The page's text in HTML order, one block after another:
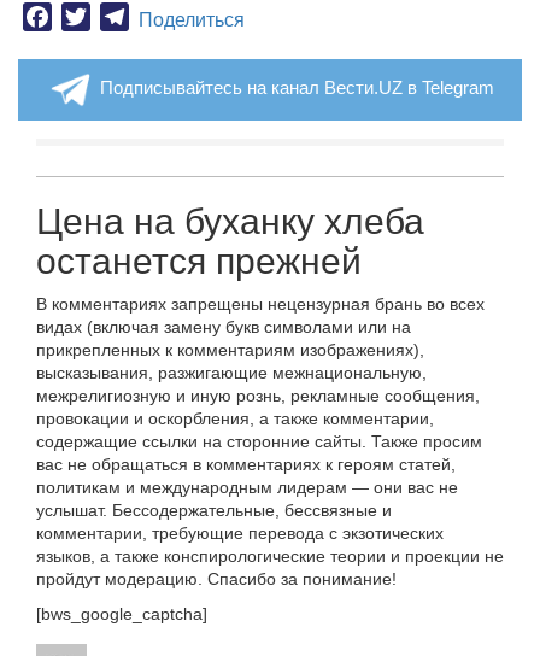
Facebook
TwitterTelegram
Поделиться
Подписывайтесь на канал Вести.UZ в Telegram
Цена на буханку хлеба
останется прежней
В комментариях запрещены нецензурная брань во всех
видах (включая замену букв символами или на
прикрепленных к комментариям изображениях),
высказывания, разжигающие межнациональную,
межрелигиозную и иную рознь, рекламные сообщения,
провокации и оскорбления, а также комментарии,
содержащие ссылки на сторонние сайты. Также просим
вас не обращаться в комментариях к героям статей,
политикам и международным лидерам — они вас не
услышат. Бессодержательные, бессвязные и
комментарии, требующие перевода с экзотических
языков, а также конспирологические теории и проекции не
пройдут модерацию. Спасибо за понимание!
[bws_google_captcha]